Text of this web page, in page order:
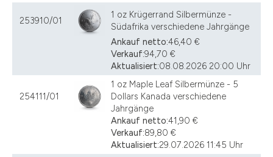
253910/01
1 oz Krügerrand Silbermünze -
Südafrika verschiedene Jahrgänge
Ankauf netto:46,40 €
Verkauf:94,70 €
Aktualisiert:08.08.2026 20:00 Uhr
254111/01
1 oz Maple Leaf Silbermünze - 5
Dollars Kanada verschiedene
Jahrgänge
Ankauf netto:41,90 €
Verkauf:89,80 €
Aktualisiert:29.07.2026 11:45 Uhr